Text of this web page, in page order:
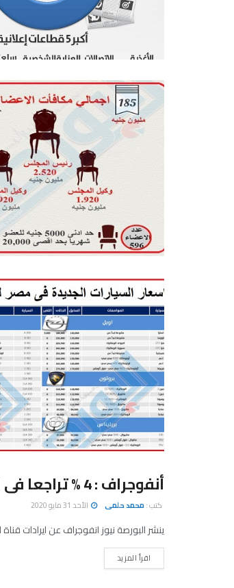
أنفوجراف : 4 % تراجعا فى ايرادات “قناة السويس” خلال 11 شهرا
كتب :محمد حلمى الأحد 31 مايو 2020
ينشر البورصة نيوز انفوجراف عن ايرادات
اقرأ المزيد